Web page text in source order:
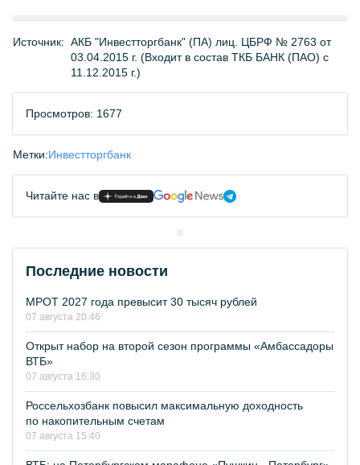
Источник: АКБ "Инвестторгбанк" (ПА) лиц. ЦБРФ № 2763 от
03.04.2015 г. (Входит в состав ТКБ БАНК (ПАО) с
11.12.2015 г.)
Просмотров: 1677
Метки:Инвестторгбанк
Читайте нас в
Последние новости
МРОТ 2027 года превысит 30 тысяч рублей
07 августа 20:46
Открыт набор на второй сезон программы «Амбассадоры
ВТБ»
07 августа 16:30
Россельхозбанк повысил максимальную доходность
по накопительным счетам
07 августа 15:40